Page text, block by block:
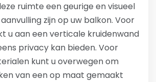
ruimte een geurige en visueel
zijn op uw balkon. Voor
u aan een verticale kruidenwand
privacy kan bieden. Voor
kunt u overwegen om
van een op maat gemaakt